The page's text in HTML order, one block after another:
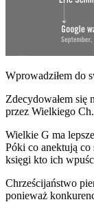
Wprowadziłem do
Zdecydowałem
przez Wielkiego Ch.
Wielkie G ma
Póki co anektują
księgi kto ich
Chrześcijaństwo
ponieważ